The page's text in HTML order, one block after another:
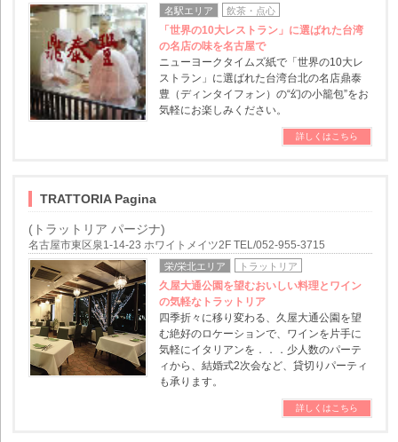
名駅エリア 飲茶・点心
「世界の10大レストラン」に選ばれた台湾
の名店の味を名古屋で
ニューヨークタイムズ紙で「世界の10大レ
ストラン」に選ばれた台湾台北の名店鼎泰
豊（ディンタイフォン）の“幻の小籠包”をお
気軽にお楽しみください。
詳しくはこちら
TRATTORIA Pagina
(トラットリア パージナ)
名古屋市東区泉1-14-23 ホワイトメイツ2F TEL/052-955-3715
栄/栄北エリア トラットリア
久屋大通公園を望むおいしい料理とワイン
の気軽なトラットリア
四季折々に移り変わる、久屋大通公園を望
む絶好のロケーションで、ワインを片手に
気軽にイタリアンを．．．少人数のパーテ
ィから、結婚式2次会など、貸切りパーティ
も承ります。
詳しくはこちら